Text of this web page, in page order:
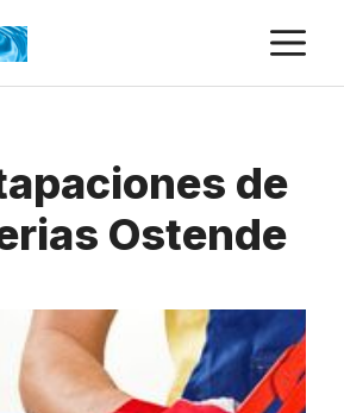
de
Ostende